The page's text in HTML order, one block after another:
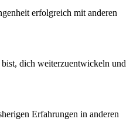
erfolgreich mit anderen
dich weiterzuentwickeln und
Erfahrungen in anderen